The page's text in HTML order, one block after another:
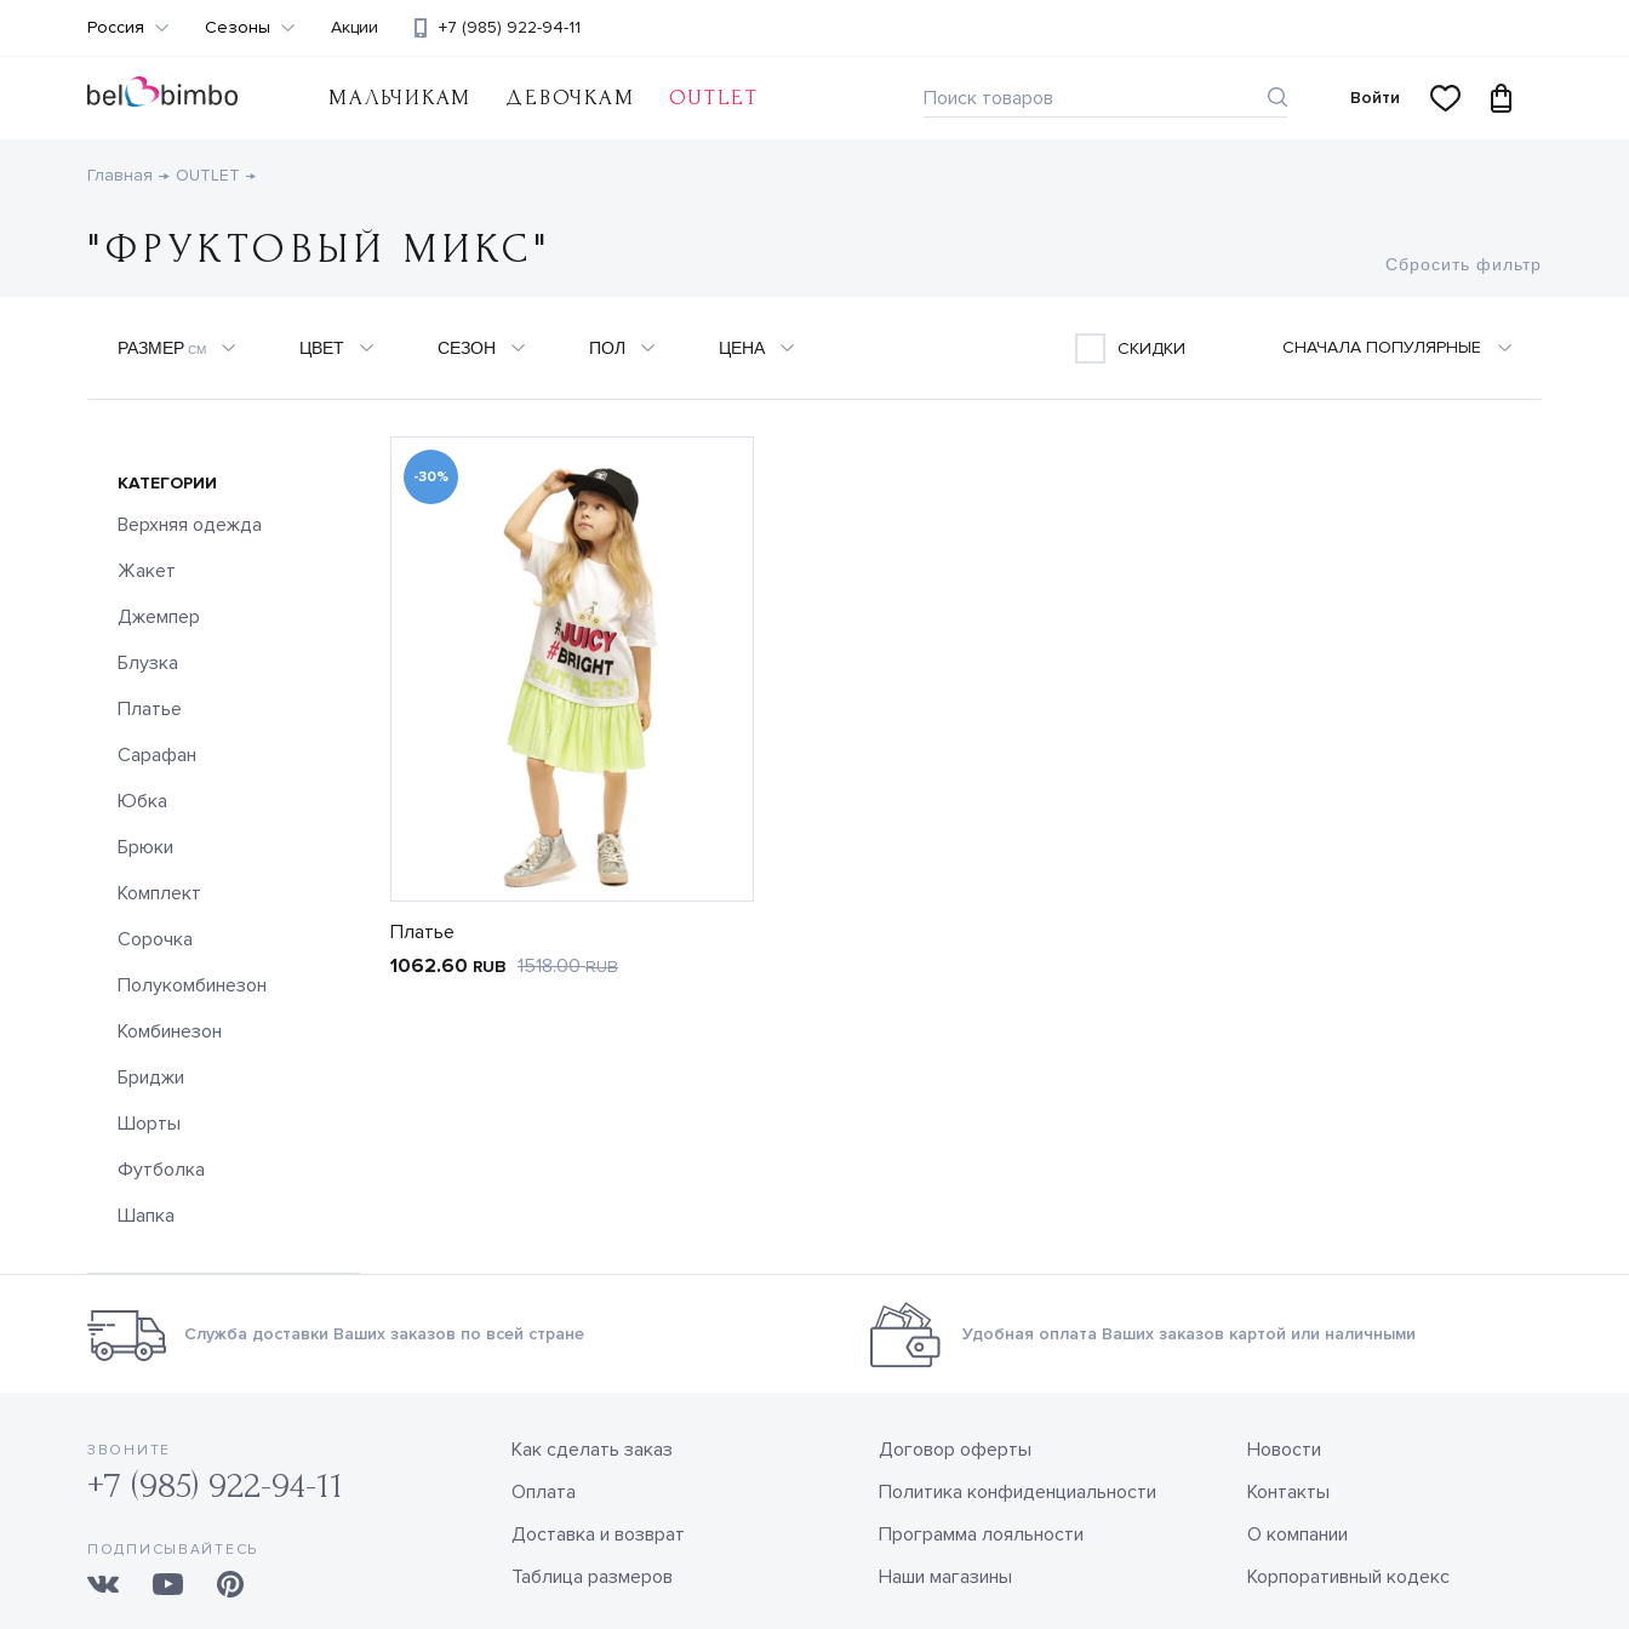
МАЛЬЧИКАМ ДЕВОЧКАМ OUTLET
+7 (985) 922-94-11
Россия Сезоны Акции
Войти
Главная OUTLET
"ФРУКТОВЫЙ МИКС"
CНАЧАЛА ПОПУЛЯРНЫЕ
Сбросить фильтр
РАЗМЕР СМ ЦВЕТ СЕЗОН ПОЛ ЦЕНА СКИДКИ
КАТЕГОРИИ
Верхняя одежда
Жакет
Джемпер
Блузка
Платье
Сарафан
Юбка
Брюки
Комплект
Сорочка
Полукомбинезон
Комбинезон
Бриджи
Шорты
Футболка
Шапка
-30%
Платье
1062.60 RUB 1518.00RUB
Служба доставки Ваших заказов по всей стране Удобная оплата Ваших заказов картой или наличными
ЗВОНИТЕ
+7 (985) 922-94-11
ПОДПИСЫВАЙТЕСЬ
Как сделать заказ
Оплата
Доставка и возврат
Таблица размеров
Договор оферты
Политика конфиденциальности
Программа лояльности
Наши магазины
Новости
Контакты
О компании
Корпоративный кодекс